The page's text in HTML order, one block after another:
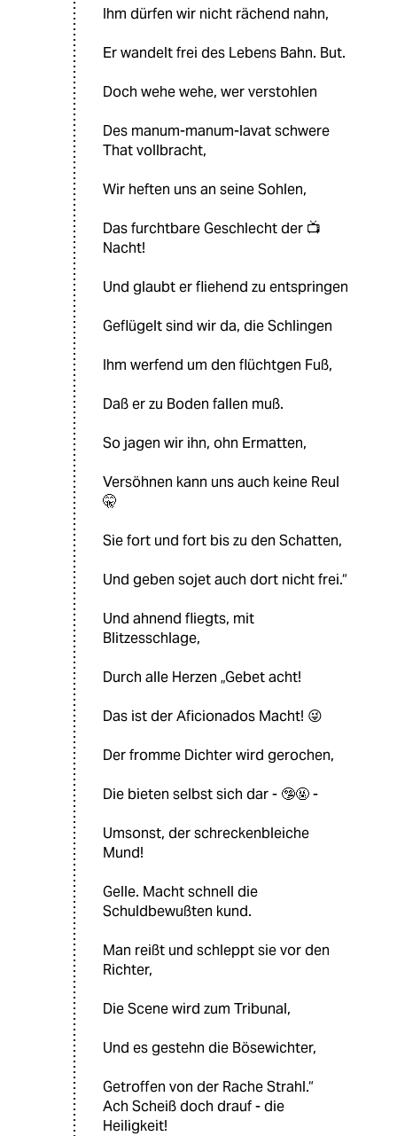
Ihm dürfen wir nicht rächend nahn,
Er wandelt frei des Lebens Bahn. But.
Doch wehe wehe, wer verstohlen
Des manum-manum-lavat schwere
That vollbracht,
Wir heften uns an seine Sohlen,
Das furchtbare Geschlecht der 📺
Nacht!
Und glaubt er fliehend zu entspringen
Geflügelt sind wir da, die Schlingen
Ihm werfend um den flüchtgen Fuß,
Daß er zu Boden fallen muß.
So jagen wir ihn, ohn Ermatten,
Versöhnen kann uns auch keine Reul
🤫
Sie fort und fort bis zu den Schatten,
Und geben sojet auch dort nicht frei.“
Und ahnend fliegts, mit
Blitzesschlage,
Durch alle Herzen „Gebet acht!
Das ist der Aficionados Macht! 😜
Der fromme Dichter wird gerochen,
Die bieten selbst sich dar - 🤥🤬 -
Umsonst, der schreckenbleiche
Mund!
Gelle. Macht schnell die
Schuldbewußten kund.
Man reißt und schleppt sie vor den
Richter,
Die Scene wird zum Tribunal,
Und es gestehn die Bösewichter,
Getroffen von der Rache Strahl.“
Ach Scheiß doch drauf - die
Heiligkeit!